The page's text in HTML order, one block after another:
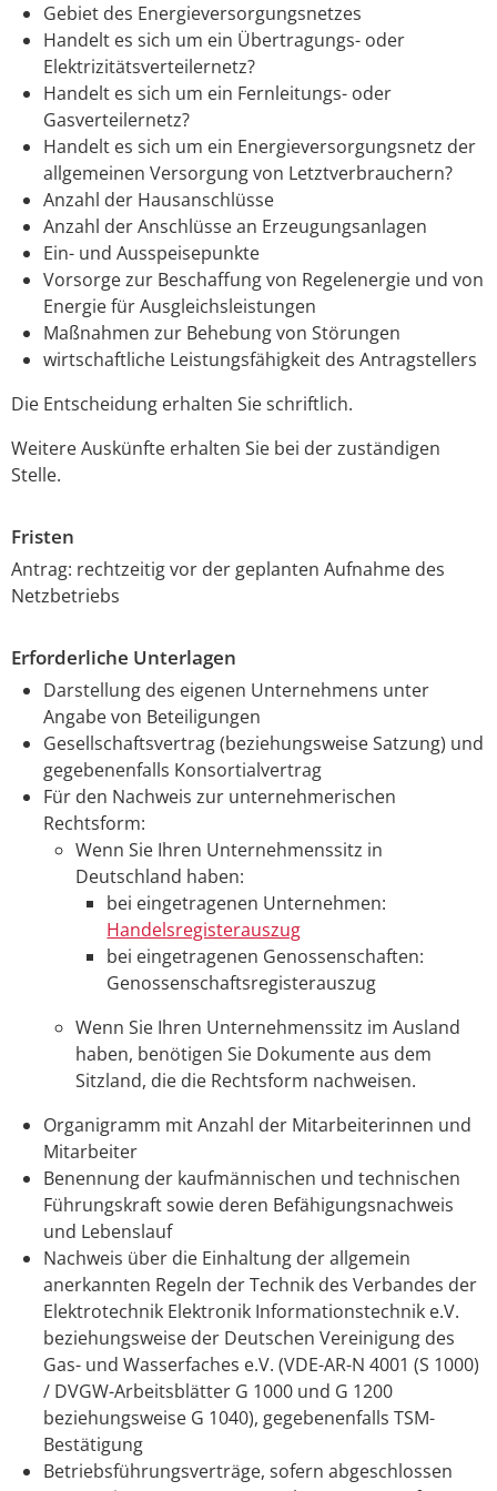
Gebiet des Energieversorgungsnetzes
Handelt es sich um ein Übertragungs- oder
Elektrizitätsverteilernetz?
Handelt es sich um ein Fernleitungs- oder
Gasverteilernetz?
Handelt es sich um ein Energieversorgungsnetz der
allgemeinen Versorgung von Letztverbrauchern?
Anzahl der Hausanschlüsse
Anzahl der Anschlüsse an Erzeugungsanlagen
Ein- und Ausspeisepunkte
Vorsorge zur Beschaffung von Regelenergie und von
Energie für Ausgleichsleistungen
Maßnahmen zur Behebung von Störungen
wirtschaftliche Leistungsfähigkeit des Antragstellers
Die Entscheidung erhalten Sie schriftlich.
Weitere Auskünfte erhalten Sie bei der zuständigen
Stelle.
Fristen
Antrag: rechtzeitig vor der geplanten Aufnahme des
Netzbetriebs
Erforderliche Unterlagen
Darstellung des eigenen Unternehmens unter
Angabe von Beteiligungen
Gesellschaftsvertrag (beziehungsweise Satzung) und
gegebenenfalls Konsortialvertrag
Für den Nachweis zur unternehmerischen
Rechtsform:
Wenn Sie Ihren Unternehmenssitz in
Deutschland haben:
bei eingetragenen Unternehmen:
Handelsregisterauszug
bei eingetragenen Genossenschaften:
Genossenschaftsregisterauszug
Wenn Sie Ihren Unternehmenssitz im Ausland
haben, benötigen Sie Dokumente aus dem
Sitzland, die die Rechtsform nachweisen.
Organigramm mit Anzahl der Mitarbeiterinnen und
Mitarbeiter
Benennung der kaufmännischen und technischen
Führungskraft sowie deren Befähigungsnachweis
und Lebenslauf
Nachweis über die Einhaltung der allgemein
anerkannten Regeln der Technik des Verbandes der
Elektrotechnik Elektronik Informationstechnik e.V.
beziehungsweise der Deutschen Vereinigung des
Gas- und Wasserfaches e.V. (VDE-AR-N 4001 (S 1000)
/ DVGW-Arbeitsblätter G 1000 und G 1200
beziehungsweise G 1040), gegebenenfalls TSM-
Bestätigung
Betriebsführungsverträge, sofern abgeschlossen